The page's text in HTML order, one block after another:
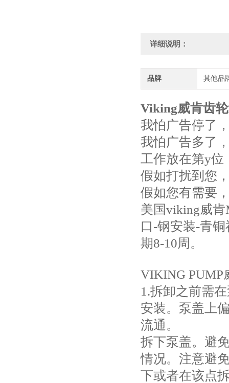
详细说明：
品牌 其他品
Viking威肯齿
我怕广告停了
我怕广告多了
工作放在第y位
假如打扰到您
假如您有需要
美国viking威肯
口-钢安装-青
期8-10周。
VIKING PUMP
1.拆卸之前需
安装。泵盖上
流通。
拆下泵盖。避
情况。注意避
下或者在该点